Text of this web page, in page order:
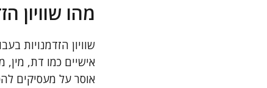
מהו שוויון
שוויון הזדמנויות
אוסר על מעסיקים